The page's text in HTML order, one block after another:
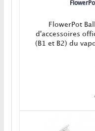
FlowerPot
d'accessoires
(B1 et B2) du